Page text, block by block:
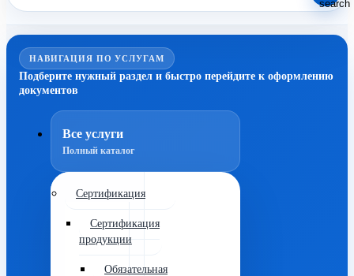
НАВИГАЦИЯ ПО УСЛУГАМ
Подберите нужный раздел и быстро перейдите к оформлению
документов
Все услуги
Полный каталог
Сертификация
Сертификация
продукции
Обязательная